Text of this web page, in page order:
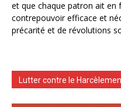
et que chaque patron ait en
contrepouvoir efficace et
précarité et de révolutions
Lutter contre le